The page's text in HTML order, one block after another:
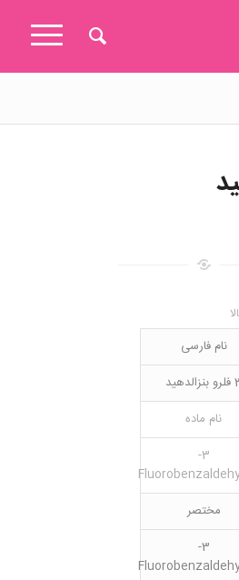
نام فارسی
نام ماده
3-
مختصر
3-